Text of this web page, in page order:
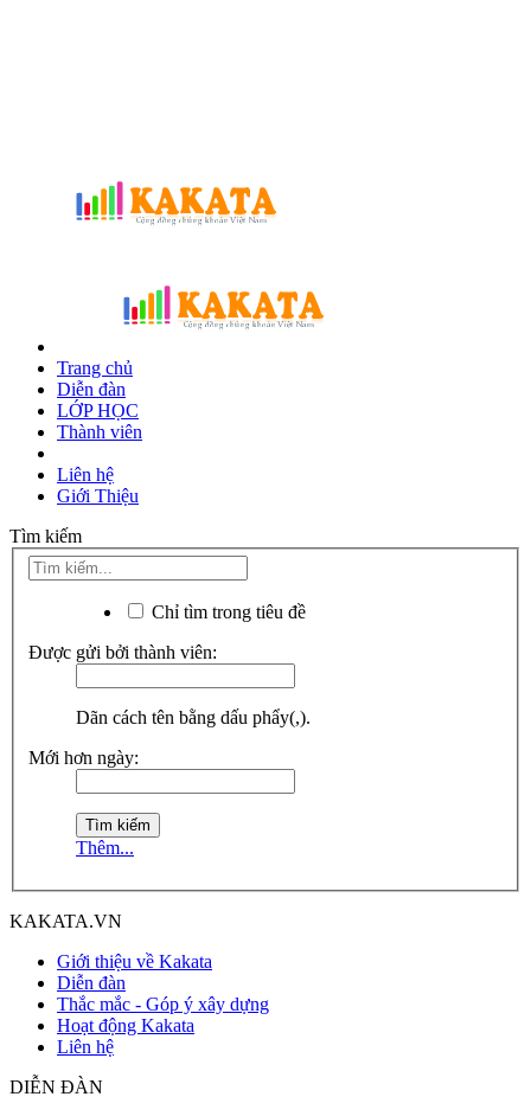
Trang chủ
Diễn đàn
LỚP HỌC
Thành viên
Liên hệ
Giới Thiệu
Tìm kiếm
Chỉ tìm trong tiêu đề
Được gửi bởi thành viên:
Dãn cách tên bằng dấu phẩy(,).
Mới hơn ngày:
Thêm...
KAKATA.VN
Giới thiệu về Kakata
Diễn đàn
Thắc mắc - Góp ý xây dựng
Hoạt động Kakata
Liên hệ
DIỄN ĐÀN